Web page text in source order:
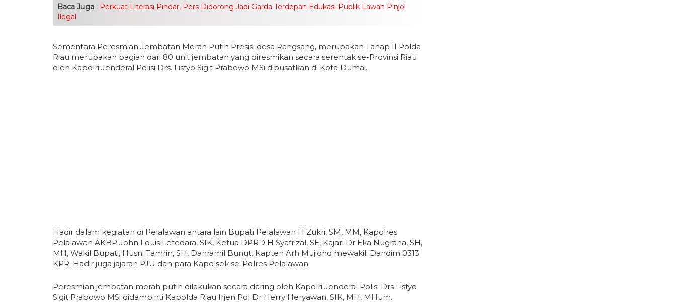
Baca Juga : Perkuat Literasi Pindar, Pers Didorong Jadi Garda Terdepan Edukasi Publik Lawan Pinjol
Ilegal
Sementara Peresmian Jembatan Merah Putih Presisi desa Rangsang, merupakan Tahap II Polda
Riau merupakan bagian dari 80 unit jembatan yang diresmikan secara serentak se-Provinsi Riau
oleh Kapolri Jenderal Polisi Drs. Listyo Sigit Prabowo MSi dipusatkan di Kota Dumai.
Hadir dalam kegiatan di Pelalawan antara lain Bupati Pelalawan H Zukri, SM, MM, Kapolres
Pelalawan AKBP John Louis Letedara, SIK, Ketua DPRD H Syafrizal, SE, Kajari Dr Eka Nugraha, SH,
MH, Wakil Bupati, Husni Tamrin, SH, Danramil Bunut, Kapten Arh Mujiono mewakili Dandim 0313
KPR. Hadir juga jajaran PJU dan para Kapolsek se-Polres Pelalawan.
Peresmian jembatan merah putih dilakukan secara daring oleh Kapolri Jenderal Polisi Drs Listyo
Sigit Prabowo MSi didampinti Kapolda Riau Irjen Pol Dr Herry Heryawan, SIK, MH, MHum.